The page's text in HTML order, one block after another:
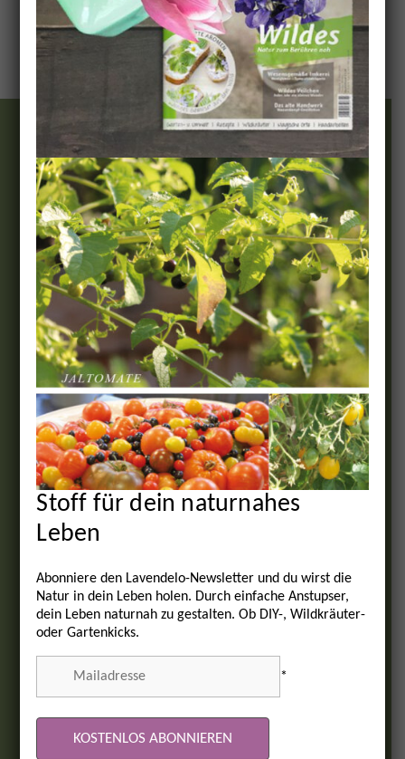
Wir & Team
Stoff für dein naturnahes
Leben
Abonniere den Lavendelo-Newsletter und du wirst die
Natur in dein Leben holen. Durch einfache Anstupser,
dein Leben naturnah zu gestalten. Ob DIY-, Wildkräuter-
oder Gartenkicks.
*